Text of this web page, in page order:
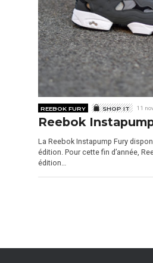
REEBOK FURY SHOP IT 11
Reebok
La Reebok Instapump Fury
édition. Pour cette fin d’année,
édition…